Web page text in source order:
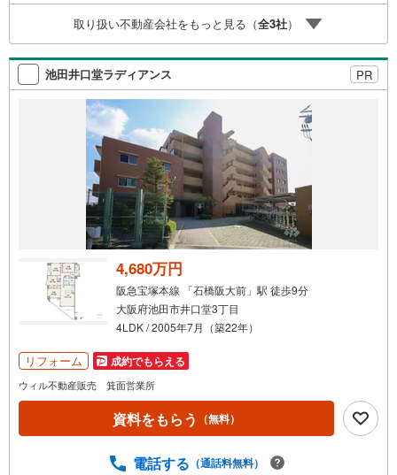
ご相談ください！営業スタッフがご自宅に伺って送迎致し
ます！【リフォーム相談】資格を持った専門スタッフがお
悩みに合わせてお話をうかがい、お客さまにぴったりの提
案を行います！■その他:物件相談、住宅ローン相談、ご質
問、気になること、何でもお気軽にご相談ください！
取り扱い不動産会社をもっと見る（全3社）
池田井口堂ラディアンス PR
4,680万円
阪急宝塚本線 「石橋阪大前」駅 徒歩9分
大阪府池田市井口堂3丁目
4LDK / 2005年7月（築22年）
リフォーム 成約でもらえる
ウィル不動産販売 箕面営業所
資料をもらう （無料）
電話する （通話料無料）